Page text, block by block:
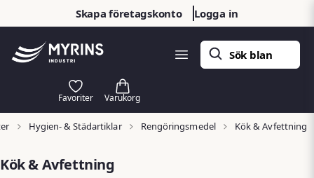
Skapa företagskonto Logga in
Hygien- & Städartiklar Rengöringsmedel Kök & Avfettning
Kök & Avfettning